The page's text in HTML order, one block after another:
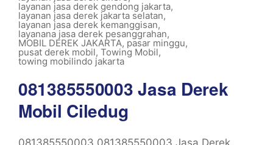
layanan jasa derek gendong jakarta,
layanan jasa derek jakarta selatan,
layanan jasa derek kemanggisan,
layanana jasa derek pesanggrahan,
MOBIL DEREK JAKARTA, pasar minggu,
pusat derek mobil, Towing Mobil,
towing mobilindo jakarta
081385550003 Jasa Derek
Mobil Ciledug
081385550003 081385550003 Jasa Derek